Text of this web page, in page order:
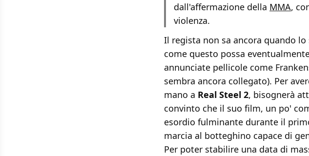
dall'affermazione della MMA,
violenza.
Il regista non sa ancora quando
come questo possa
annunciate pellicole come
sembra ancora collegato). Per
mano a Real Steel 2, bisognerà
convinto che il suo film, un po'
esordio fulminante durante il
marcia al botteghino capace di
Per poter stabilire una data di